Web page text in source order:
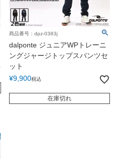
商品番号：dpz-0383j
dalponte ジュニアWPトレーニ
ングジャージトップスパンツセ
ット
¥9,900税込
在庫切れ